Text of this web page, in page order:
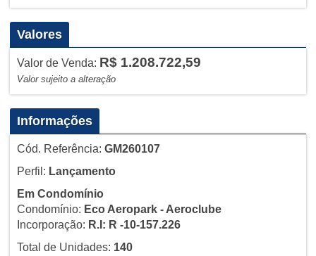
Valores
Valor de Venda: R$ 1.208.722,59
Valor sujeito a alteração
Informações
Cód. Referência: GM260107
Perfil: Lançamento
Em Condomínio
Condomínio: Eco Aeropark - Aeroclube
Incorporação: R.I: R -10-157.226
Total de Unidades: 140